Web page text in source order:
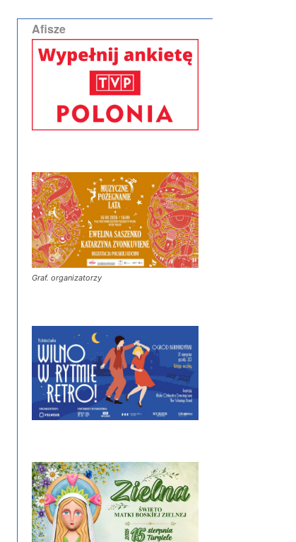
Afisze
Graf. organizatorzy